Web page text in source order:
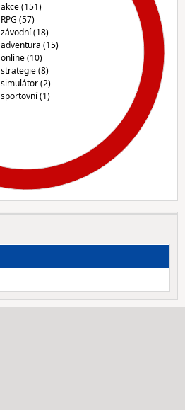
akce (151)
RPG (57)
závodní (18)
adventura (15)
online (10)
strategie (8)
simulátor (2)
sportovní (1)